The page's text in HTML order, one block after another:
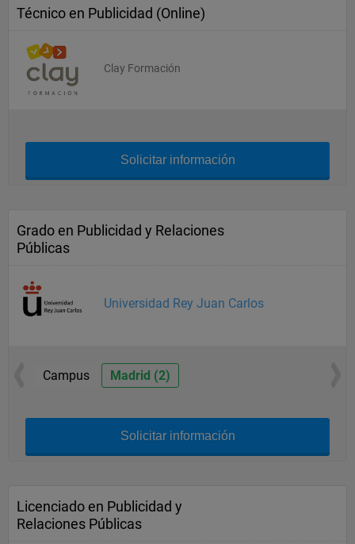
Técnico en Publicidad (Online)
Clay Formación
Solicitar información
Grado en Publicidad y Relaciones
Públicas
Universidad Rey Juan Carlos
Campus Madrid (2)
Solicitar información
Licenciado en Publicidad y
Relaciones Públicas